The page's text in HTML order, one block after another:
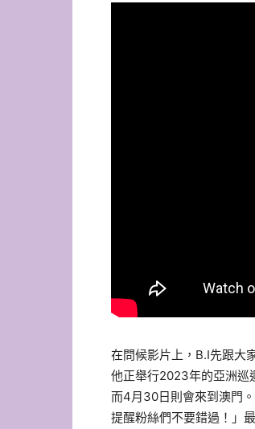
在問候影片上，B.I先跟大
他正舉行2023年的亞洲巡
而4月30日則會來到澳門
提醒粉絲們不要錯過！」